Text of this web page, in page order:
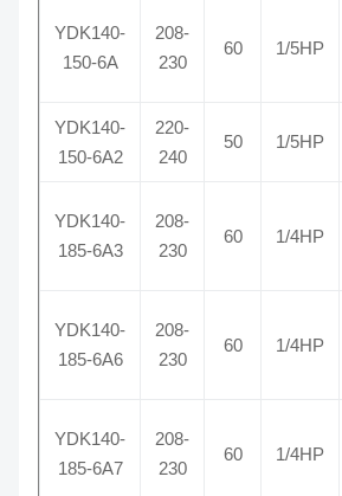
YDK140-
150-6A
208-
230
60 1/5HP
YDK140-
150-6A2
220-
240
50 1/5HP
YDK140-
185-6A3
208-
230
60 1/4HP
YDK140-
185-6A6
208-
230
60 1/4HP
YDK140-
185-6A7
208-
230
60 1/4HP